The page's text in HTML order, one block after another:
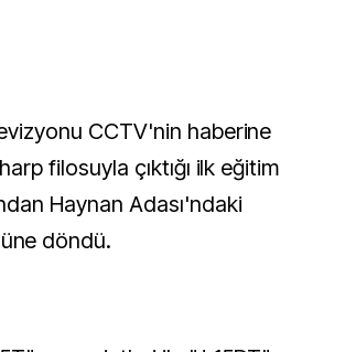
CCTV'nin haberine
filosuyla çıktığı ilk eğitim
Haynan Adası'ndaki
döndü.